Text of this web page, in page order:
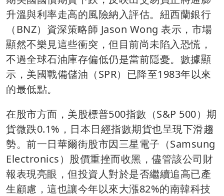
升溫與利率走高的風險納入評估。紐西蘭銀行
（BNZ）資深策略師 Jason Wong 表示，市場
顯然不樂見這些衝突，但目前尚未陷入恐慌，
不過全球石油庫存偏低仍是當前隱憂。數據顯
示，美國戰備儲油（SPR）已降至1983年以來
的最低點。
在股市方面，美股標普500指數（S&P 500）期
貨微跌0.1%，日本日經指數期貨也呈現下滑趨
勢。前一日華爾街股市因三星電子（Samsung
Electronics）股價重挫而收黑，儘管該公司財
報表現亮眼，但投資人對於是否繼續追高已產
生顧慮，這也讓今年以來大漲82%的南韓科技